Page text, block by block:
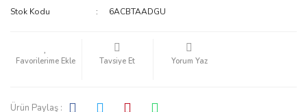
Stok Kodu
6ACBTAADGU
Tavsiye Et Yorum Yaz
Ürün Paylaş :